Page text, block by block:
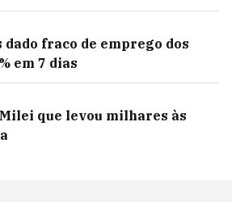
dado fraco de emprego dos
em 7 dias
que levou milhares às